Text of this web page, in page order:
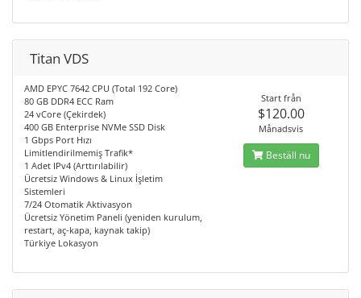
Titan VDS
AMD EPYC 7642 CPU (Total 192 Core)
80 GB DDR4 ECC Ram
24 vCore (Çekirdek)
400 GB Enterprise NVMe SSD Disk
1 Gbps Port Hızı
Limitlendirilmemiş Trafik*
1 Adet IPv4 (Arttırılabilir)
Ücretsiz Windows & Linux İşletim
Sistemleri
7/24 Otomatik Aktivasyon
Ücretsiz Yönetim Paneli (yeniden kurulum,
restart, aç-kapa, kaynak takip)
Türkiye Lokasyon
Start från
$120.00
Månadsvis
Beställ nu